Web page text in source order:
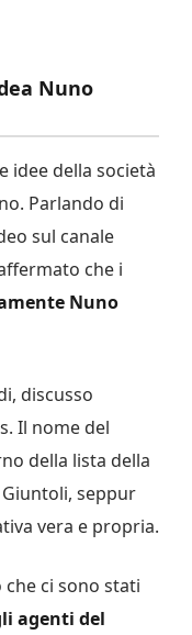
Nuno
idee della società
Parlando di
sul canale
che i
Nuno
discusso
Il nome del
della lista della
seppur
vera e propria.
ci sono stati
agenti del